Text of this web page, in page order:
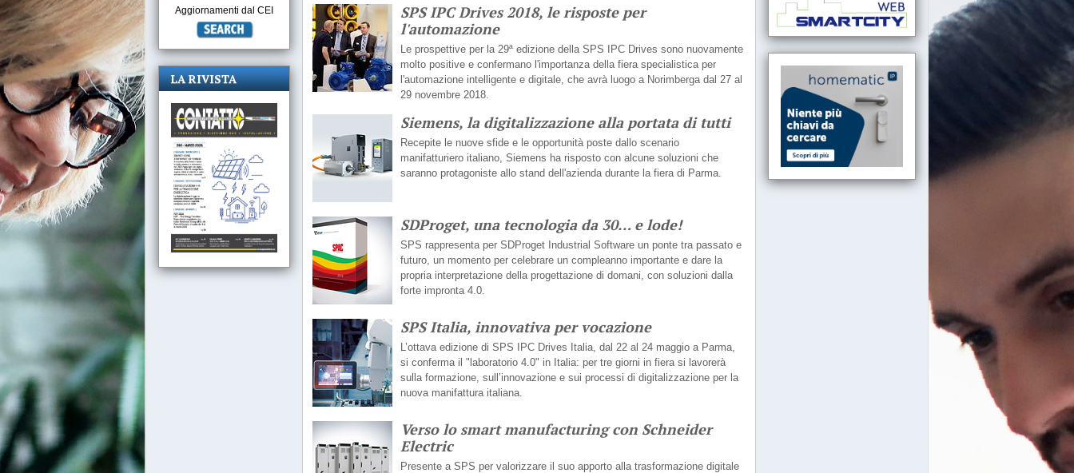
SPS IPC Drives 2018, le risposte per
l'automazione
Le prospettive per la 29ª edizione della SPS IPC Drives sono nuovamente
molto positive e confermano l'importanza della fiera specialistica per
l'automazione intelligente e digitale, che avrà luogo a Norimberga dal 27 al
29 novembre 2018.
Siemens, la digitalizzazione alla portata di tutti
Recepite le nuove sfide e le opportunità poste dallo scenario
manifatturiero italiano, Siemens ha risposto con alcune soluzioni che
saranno protagoniste allo stand dell'azienda durante la fiera di Parma.
SDProget, una tecnologia da 30… e lode!
SPS rappresenta per SDProget Industrial Software un ponte tra passato e
futuro, un momento per celebrare un compleanno importante e dare la
propria interpretazione della progettazione di domani, con soluzioni dalla
forte impronta 4.0.
SPS Italia, innovativa per vocazione
L’ottava edizione di SPS IPC Drives Italia, dal 22 al 24 maggio a Parma,
si conferma il "laboratorio 4.0" in Italia: per tre giorni in fiera si lavorerà
sulla formazione, sull’innovazione e sui processi di digitalizzazione per la
nuova manifattura italiana.
Verso lo smart manufacturing con Schneider
Electric
Presente a SPS per valorizzare il suo apporto alla trasformazione digitale
Aggiornamenti dal CEI
LA RIVISTA